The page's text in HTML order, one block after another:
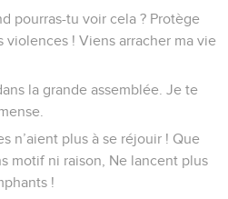
pourras-tu voir cela ? Protège
violences ! Viens arracher ma vie
la grande assemblée. Je te
n’aient plus à se réjouir ! Que
motif ni raison, Ne lancent plus
!